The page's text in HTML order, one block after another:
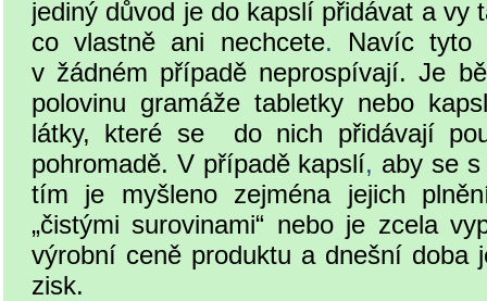
jediný důvod je do kapslí přidávat a vy
co vlastně ani nechcete. Navíc tyto
v žádném případě neprospívají. Je
polovinu gramáže tabletky nebo
látky, které se do nich přidávají
pohromadě. V případě kapslí, aby se
tím je myšleno zejména jejich
„čistými surovinami“ nebo je zcela
výrobní ceně produktu a dnešní doba
zisk.